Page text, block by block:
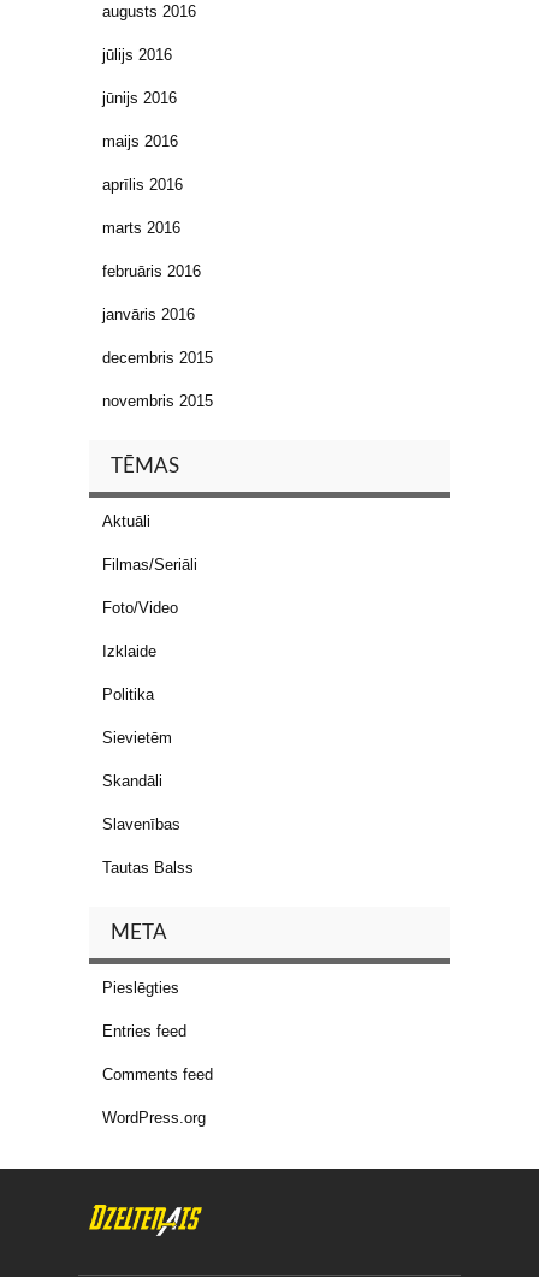
augusts 2016
jūlijs 2016
jūnijs 2016
maijs 2016
aprīlis 2016
marts 2016
februāris 2016
janvāris 2016
decembris 2015
novembris 2015
TĒMAS
Aktuāli
Filmas/Seriāli
Foto/Video
Izklaide
Politika
Sievietēm
Skandāli
Slavenības
Tautas Balss
META
Pieslēgties
Entries feed
Comments feed
WordPress.org